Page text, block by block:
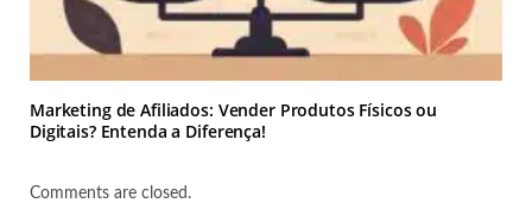
Marketing de Afiliados: Vender Produtos Físicos ou
Digitais? Entenda a Diferença!
Comments are closed.